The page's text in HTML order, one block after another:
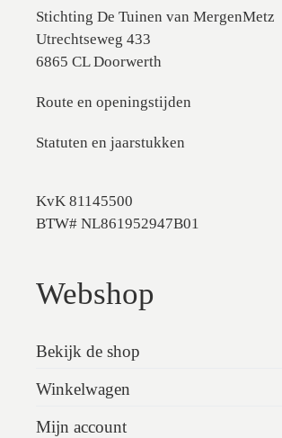
Stichting De Tuinen van MergenMetz
Utrechtseweg 433
6865 CL Doorwerth
Route en openingstijden
Statuten en jaarstukken
KvK 81145500
BTW# NL861952947B01
Webshop
Bekijk de shop
Winkelwagen
Mijn account